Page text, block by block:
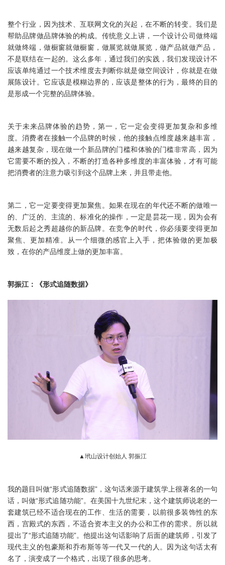
整个行业，因为技术、互联网文化的兴起，在不断的转变。我们是
帮助品牌做品牌体验的构成。传统意义上讲，一个设计公司做终端
就做终端，做橱窗就做橱窗，做展览就做展览，做产品就做产品，
不是联结在一起的。这么多年，通过我们的实践，我们发现设计不
应该单纯通过一个技术维度去判断你就是做空间设计，你就是在做
展陈设计。它应该是模糊边界的，应该是整体的行为，最终的目的
是形成一个完整的品牌体验。
关于未来品牌体验的趋势，第一，它一定会变得更加复杂和多维
度。消费者在接触一个品牌的时候，他的接触点维度越来越丰富，
越来越复杂，现在做一个新品牌的门槛和体验的门槛非常高，因为
它需要不断的投入，不断的打造各种多维度的丰富体验，才有可能
把消费者的注意力吸引到这个品牌上来，并且带走他。
第二，它一定要变得更加聚焦。如果在现在的年代还不断的做唯一
的、广泛的、主流的、标准化的操作，一定是昙花一现，因为会有
无数后起之秀超越你的新品牌。在竞争的时代，你必须要变得更加
聚焦、更加精准。从一个细微的感官上入手，把体验做的更加极
致，在你的产品维度上做的更加丰富。
郭振江：《形式追随数据》
▲玳山设计创始人 郭振江
我的题目叫做“形式追随数据”，这句话来源于建筑学上很著名的一句
话，叫做“形式追随功能”。在美国十九世纪末，这个建筑师说老的一
套建筑已经不适合现在的工作、生活的需要，以前很多装饰性的东
西，宫殿式的东西，不适合资本主义的办公和工作的需求。所以就
提出了“形式追随功能”。他提出这句话影响了后面的建筑师，引发了
现代主义的包豪斯和乔布斯等等一代又一代的人。因为这句话太有
名了，演变成了一个格式，出现了很多的思考。